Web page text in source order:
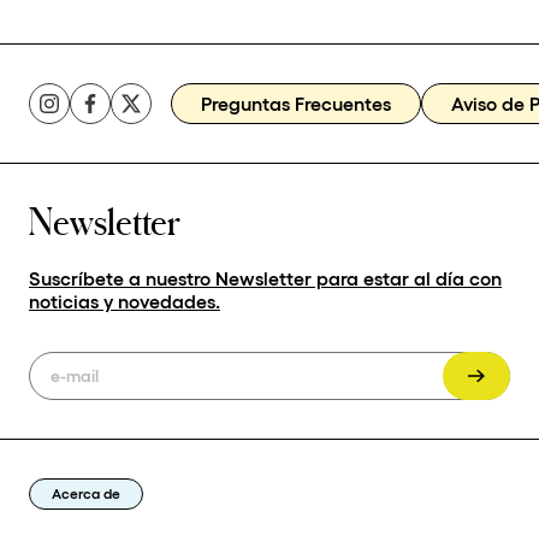
Preguntas Frecuentes Aviso de
Newsletter
Suscríbete a nuestro Newsletter para estar al día con
noticias y novedades.
Acerca de